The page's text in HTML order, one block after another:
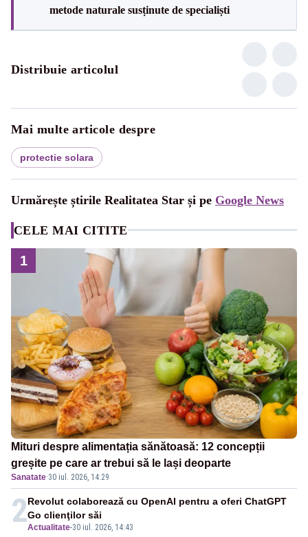
metode naturale susținute de specialiști
Distribuie articolul
Mai multe articole despre
protectie solara
Urmărește știrile Realitatea Star și pe Google News
CELE MAI CITITE
1
Mituri despre alimentația sănătoasă: 12 concepții
greșite pe care ar trebui să le lași deoparte
Sanatate·30 iul. 2026, 14:29
2Actualitate-30 iul. 2026, 14:43
Revolut colaborează cu OpenAI pentru a oferi ChatGPT
Go clienţilor săi